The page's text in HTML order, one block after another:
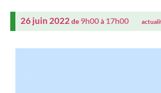
26 juin 2022 de 9h00à 17h00